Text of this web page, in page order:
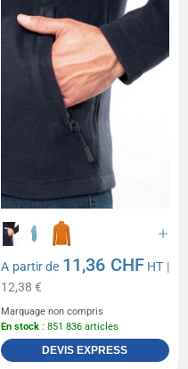
A partir de 11,36 CHF HT |
12,38 €
Marquage non compris
En stock : 851 836 articles
DEVIS EXPRESS